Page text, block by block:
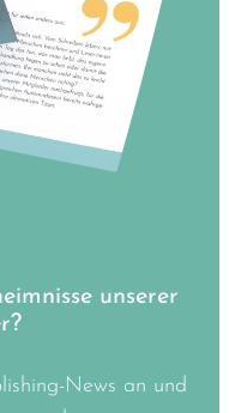
unserer
News an und